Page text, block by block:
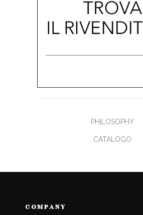
PHILOSOPHY
CATALOGO
COMPANY